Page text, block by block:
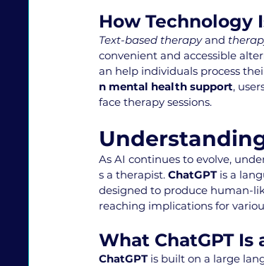
How Technology
Text-based therapy and
convenient and accessible
an help individuals process
n mental health support,
face therapy sessions.
As AI continues to evolve,
s a therapist. ChatGPT is a
designed to produce human-
reaching implications for
What ChatGPT Is
ChatGPT is built on a large